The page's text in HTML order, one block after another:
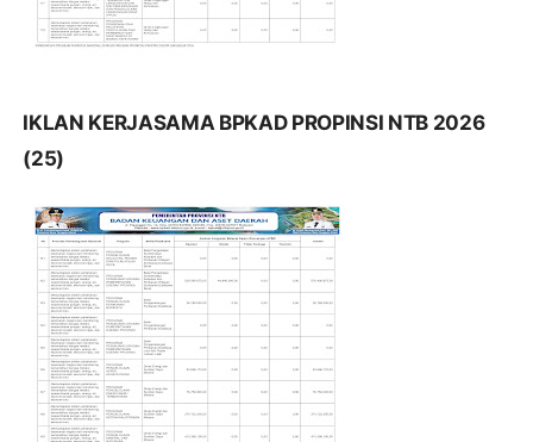
IKLAN KERJASAMA BPKAD PROPINSI NTB 2026
(25)